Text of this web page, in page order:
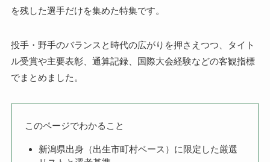
を残した選手だけを集めた特集です。
投手・野手のバランスと時代の広がりを押さえつつ、タイト
ル受賞や主要表彰、通算記録、国際大会経験などの客観指標
でまとめました。
このページでわかること
新潟県出身（出生市町村ベース）に限定した厳選